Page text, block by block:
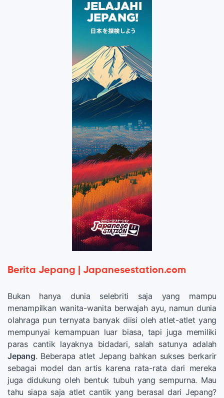
Berita Jepang | Japanesestation.com
Bukan hanya dunia selebriti saja yang mampu
menampilkan wanita-wanita berwajah ayu, namun dunia
olahraga pun ternyata banyak diisi oleh atlet-atlet yang
mempunyai kemampuan luar biasa, tapi juga memiliki
paras cantik layaknya bidadari, salah satunya adalah
Jepang. Beberapa atlet Jepang bahkan sukses berkarir
sebagai model dan artis karena rata-rata dari mereka
juga didukung oleh bentuk tubuh yang sempurna. Mau
tahu siapa saja atlet cantik yang berasal dari Jepang?